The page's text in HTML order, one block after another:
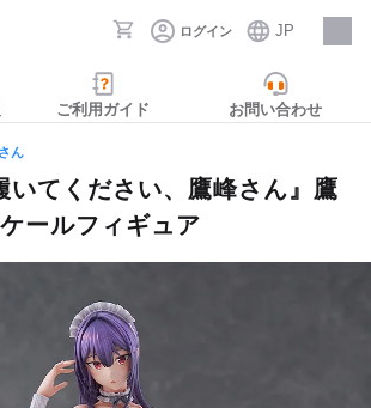
ログイン JP
採用情報
ご利用ガイド お問い合わせ
ん
いてください、鷹峰さん』鷹
ールフィギュア